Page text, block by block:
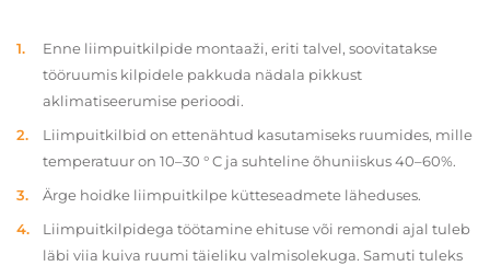
Enne liimpuitkilpide montaaži, eriti talvel, soovitatakse
tööruumis kilpidele pakkuda nädala pikkust
aklimatiseerumise perioodi.
Liimpuitkilbid on ettenähtud kasutamiseks ruumides, mille
temperatuur on 10–30 ° C ja suhteline õhuniiskus 40–60%.
Ärge hoidke liimpuitkilpe kütteseadmete läheduses.
Liimpuitkilpidega töötamine ehituse või remondi ajal tuleb
läbi viia kuiva ruumi täieliku valmisolekuga. Samuti tuleks